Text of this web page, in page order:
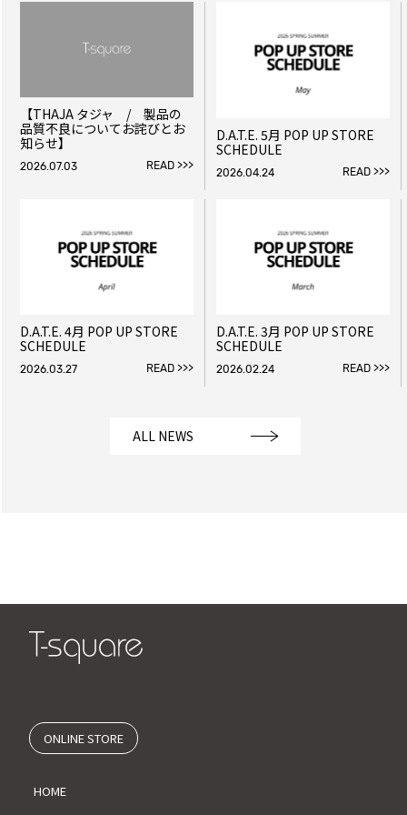
【THAJA タジャ / 製品の
品質不良についてお詫びとお
知らせ】
2026.07.03 READ >>>
D.A.T.E. 5月 POP UP STORE
SCHEDULE
2026.04.24 READ >>>
D.A.T.E. 4月 POP UP STORE
SCHEDULE
2026.03.27 READ >>>
D.A.T.E. 3月 POP UP STORE
SCHEDULE
2026.02.24 READ >>>
ALL NEWS
ONLINE STORE
HOME